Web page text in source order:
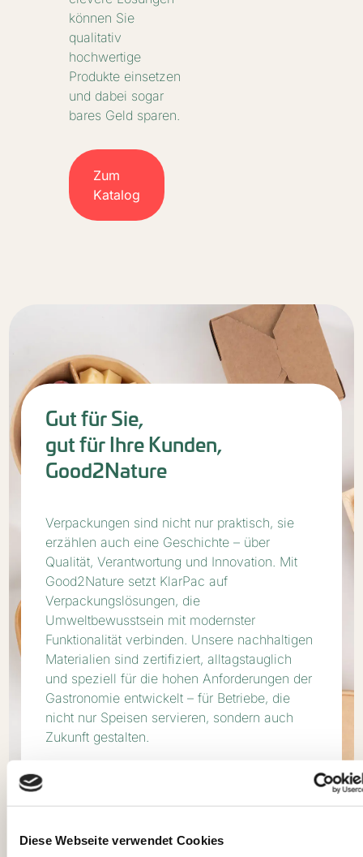
Diese Webseite verwendet Cookies
können Sie
qualitativ
hochwertige
Produkte einsetzen
und dabei sogar
bares Geld sparen.
Zum
Katalog
Gut für Sie,
gut für Ihre Kunden,
Good2Nature
Verpackungen sind nicht nur praktisch, sie
erzählen auch eine Geschichte – über
Qualität, Verantwortung und Innovation. Mit
Good2Nature setzt KlarPac auf
Verpackungslösungen, die
Umweltbewusstsein mit modernster
Funktionalität verbinden. Unsere nachhaltigen
Materialien sind zertifiziert, alltagstauglich
und speziell für die hohen Anforderungen der
Gastronomie entwickelt – für Betriebe, die
nicht nur Speisen servieren, sondern auch
Zukunft gestalten.